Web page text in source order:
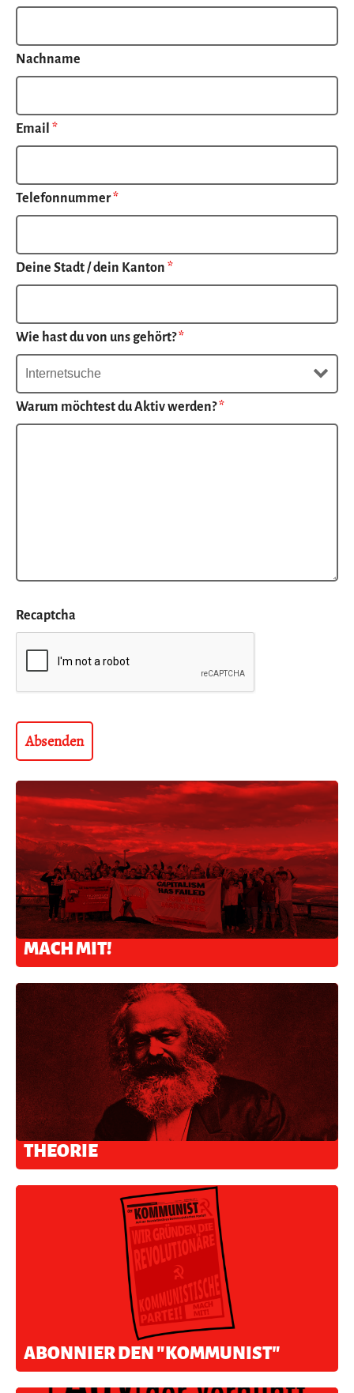
Nachname
Email *
Telefonnummer*
Deine Stadt / dein Kanton *
Wie hast du von uns gehört?*
Warum möchtest du Aktiv werden?*
Recaptcha
MACH MIT!
THEORIE
ABONNIER DEN "KOMMUNIST"